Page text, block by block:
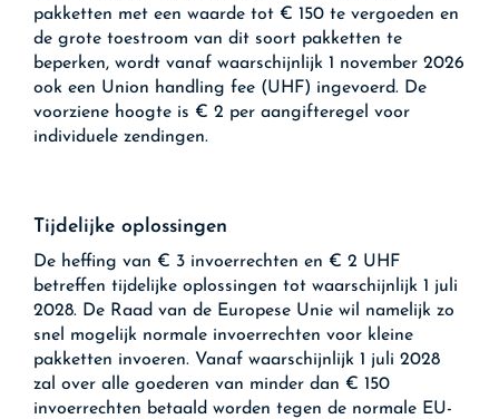
pakketten met een waarde tot € 150 te vergoeden en
de grote toestroom van dit soort pakketten te
beperken, wordt vanaf waarschijnlijk 1 november 2026
ook een Union handling fee (UHF) ingevoerd. De
voorziene hoogte is € 2 per aangifteregel voor
individuele zendingen.
Tijdelijke oplossingen
De heffing van € 3 invoerrechten en € 2 UHF
betreffen tijdelijke oplossingen tot waarschijnlijk 1 juli
2028. De Raad van de Europese Unie wil namelijk zo
snel mogelijk normale invoerrechten voor kleine
pakketten invoeren. Vanaf waarschijnlijk 1 juli 2028
zal over alle goederen van minder dan € 150
invoerrechten betaald worden tegen de normale EU-